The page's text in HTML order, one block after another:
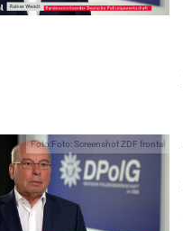
Foto:Foto: Screenshot ZDF frontal